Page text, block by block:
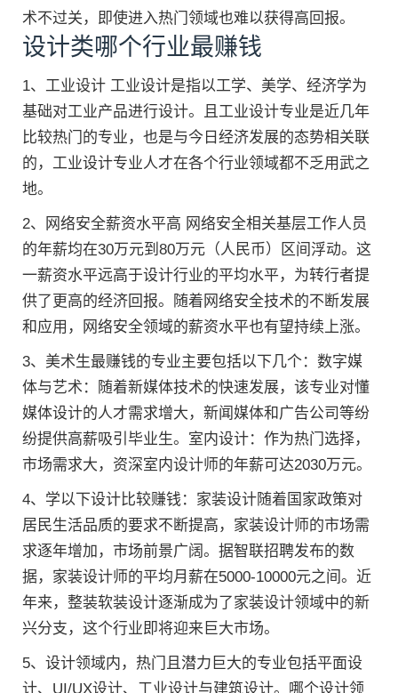
术不过关，即使进入热门领域也难以获得高回报。
设计类哪个行业最赚钱
1、工业设计 工业设计是指以工学、美学、经济学为
基础对工业产品进行设计。且工业设计专业是近几年
比较热门的专业，也是与今日经济发展的态势相关联
的，工业设计专业人才在各个行业领域都不乏用武之
地。
2、网络安全薪资水平高 网络安全相关基层工作人员
的年薪均在30万元到80万元（人民币）区间浮动。这
一薪资水平远高于设计行业的平均水平，为转行者提
供了更高的经济回报。随着网络安全技术的不断发展
和应用，网络安全领域的薪资水平也有望持续上涨。
3、美术生最赚钱的专业主要包括以下几个：数字媒
体与艺术：随着新媒体技术的快速发展，该专业对懂
媒体设计的人才需求增大，新闻媒体和广告公司等纷
纷提供高薪吸引毕业生。室内设计：作为热门选择，
市场需求大，资深室内设计师的年薪可达2030万元。
4、学以下设计比较赚钱：家装设计随着国家政策对
居民生活品质的要求不断提高，家装设计师的市场需
求逐年增加，市场前景广阔。据智联招聘发布的数
据，家装设计师的平均月薪在5000-10000元之间。近
年来，整装软装设计逐渐成为了家装设计领域中的新
兴分支，这个行业即将迎来巨大市场。
5、设计领域内，热门且潜力巨大的专业包括平面设
计、UI/UX设计、工业设计与建筑设计。哪个设计领